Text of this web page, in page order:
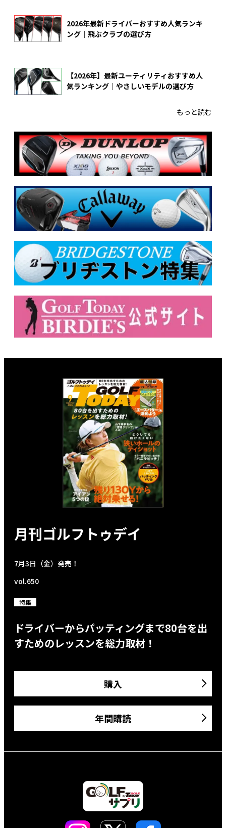
2026年最新ドライバーおすすめ人気ランキ
ング｜飛ぶクラブの選び方
【2026年】最新ユーティリティおすすめ人
気ランキング｜やさしいモデルの選び方
もっと読む
月刊ゴルフトゥデイ
7月3日（金）発売！
vol.650
特集
ドライバーからパッティングまで80台を出
すためのレッスンを総力取材！
購入
年間購読